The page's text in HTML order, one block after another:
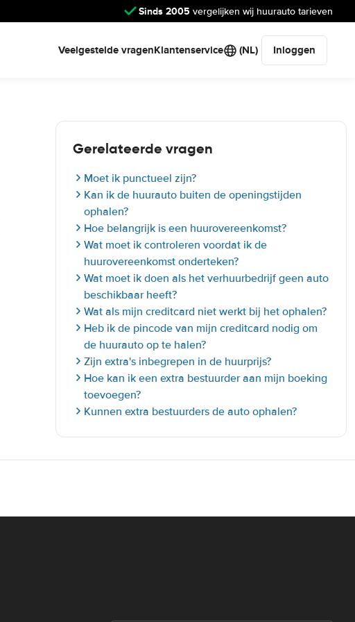
Sinds 2005 vergelijken wij huurauto tarieven
Veelgestelde vragenKlantenservice (NL) Inloggen
Gerelateerde vragen
Moet ik punctueel zijn?
Kan ik de huurauto buiten de openingstijden
ophalen?
Hoe belangrijk is een huurovereenkomst?
Wat moet ik controleren voordat ik de
huurovereenkomst onderteken?
Wat moet ik doen als het verhuurbedrijf geen auto
beschikbaar heeft?
Wat als mijn creditcard niet werkt bij het ophalen?
Heb ik de pincode van mijn creditcard nodig om
de huurauto op te halen?
Zijn extra's inbegrepen in de huurprijs?
Hoe kan ik een extra bestuurder aan mijn boeking
toevoegen?
Kunnen extra bestuurders de auto ophalen?